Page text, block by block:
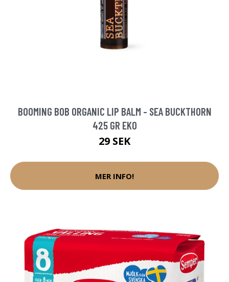
BOOMING BOB ORGANIC LIP BALM - SEA BUCKTHORN
425 GR EKO
29 SEK
MER INFO!